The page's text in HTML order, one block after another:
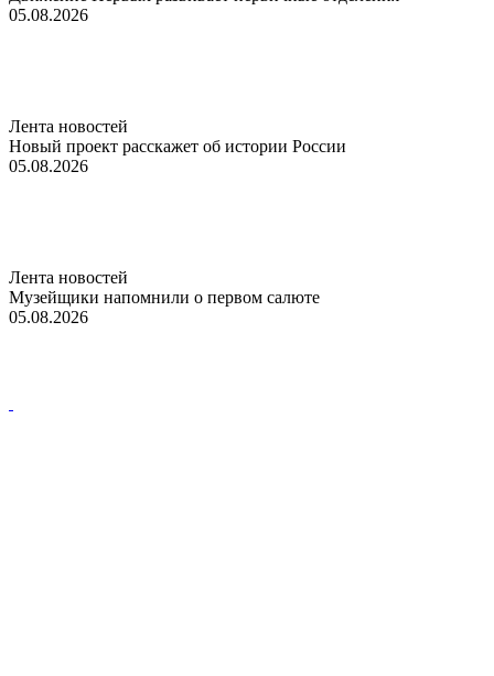
05.08.2026
Лента новостей
Новый проект расскажет об истории России
05.08.2026
Лента новостей
Музейщики напомнили о первом салюте
05.08.2026